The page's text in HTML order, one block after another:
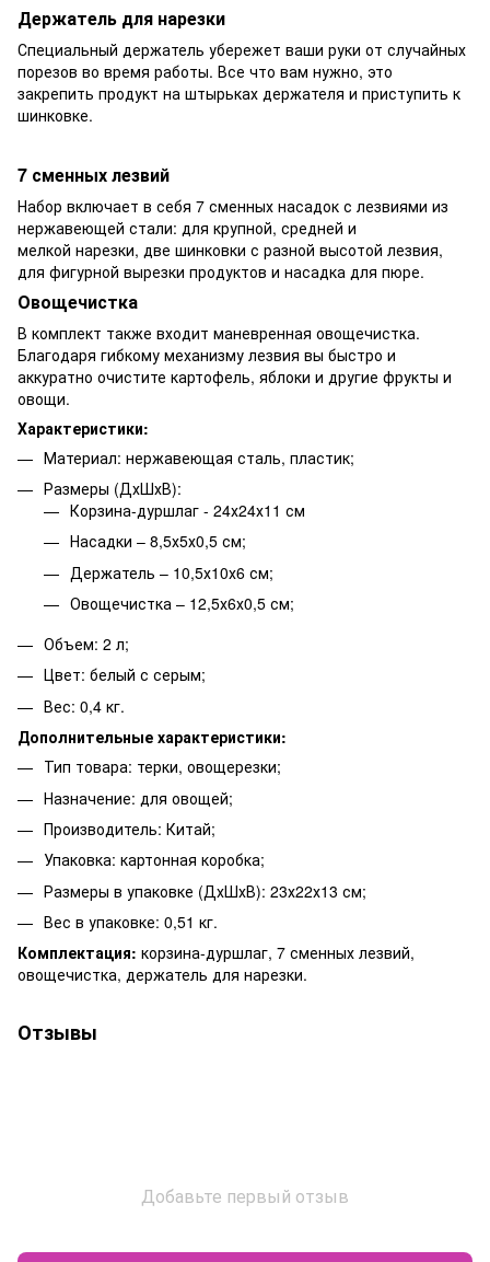
Держатель для нарезки
Специальный держатель убережет ваши руки от случайных
порезов во время работы. Все что вам нужно, это
закрепить продукт на штырьках держателя и приступить к
шинковке.
7 сменных лезвий
Набор включает в себя 7 сменных насадок с лезвиями из
нержавеющей стали: для крупной, средней и
мелкой нарезки, две шинковки с разной высотой лезвия,
для фигурной вырезки продуктов и насадка для пюре.
Овощечистка
В комплект также входит маневренная овощечистка.
Благодаря гибкому механизму лезвия вы быстро и
аккуратно очистите картофель, яблоки и другие фрукты и
овощи.
Характеристики:
Материал: нержавеющая сталь, пластик;
Размеры (ДхШхВ):
Корзина-дуршлаг - 24х24х11 см
Насадки – 8,5х5х0,5 см;
Держатель – 10,5х10х6 см;
Овощечистка – 12,5х6х0,5 см;
Объем: 2 л;
Цвет: белый с серым;
Вес: 0,4 кг.
Дополнительные характеристики:
Тип товара: терки, овощерезки;
Назначение: для овощей;
Производитель: Китай;
Упаковка: картонная коробка;
Размеры в упаковке (ДхШхВ): 23х22х13 см;
Вес в упаковке: 0,51 кг.
Комплектация: корзина-дуршлаг, 7 сменных лезвий,
овощечистка, держатель для нарезки.
Отзывы
Добавьте первый отзыв